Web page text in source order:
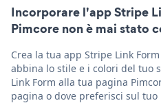
Incorporare l'app Stripe
Pimcore non è mai stato
Crea la tua app Stripe Link
abbina lo stile e i colori del tuo
Link Form alla tua pagina
pagina o dove preferisci sul tuo